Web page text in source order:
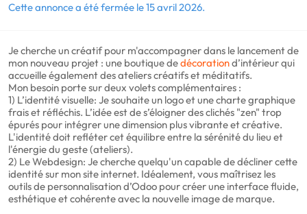
Cette annonce a été fermée le 15 avril 2026.
Je cherche un créatif pour m'accompagner dans le lancement de
mon nouveau projet : une boutique dedécorationd’intérieur qui
accueille également des ateliers créatifs et méditatifs.
Mon besoin porte sur deux volets complémentaires :
1) L’identité visuelle: Je souhaite un logo et une charte graphique
frais et réfléchis. L’idée est de s’éloigner des clichés "zen" trop
épurés pour intégrer une dimension plus vibrante et créative.
L'identité doit refléter cet équilibre entre la sérénité du lieu et
l'énergie du geste (ateliers).
2) Le Webdesign: Je cherche quelqu'un capable de décliner cette
identité sur mon site internet. Idéalement, vous maîtrisez les
outils de personnalisation d’Odoo pour créer une interface fluide,
esthétique et cohérente avec la nouvelle image de marque.